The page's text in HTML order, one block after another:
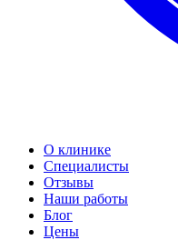
О клинике
Специалисты
Отзывы
Наши работы
Блог
Цены